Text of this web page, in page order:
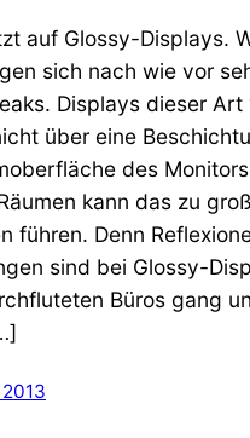
auf Glossy-Displays.
sich nach wie vor
Displays dieser
über eine
des
kann das zu
führen. Denn
sind bei Glossy-
Büros gang